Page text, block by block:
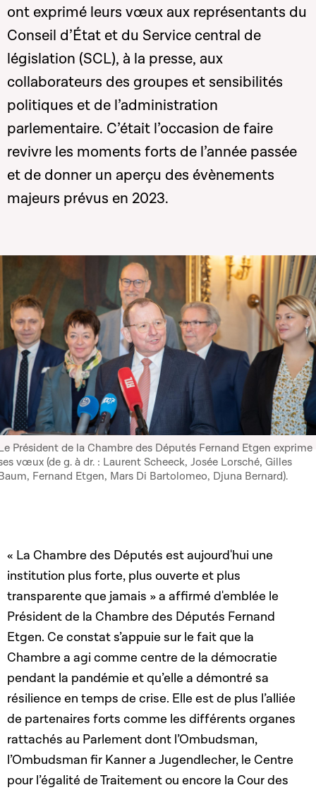
ont exprimé leurs vœux aux représentants du
Conseil d’État et du Service central de
législation (SCL), à la presse, aux
collaborateurs des groupes et sensibilités
politiques et de l’administration
parlementaire. C’était l’occasion de faire
revivre les moments forts de l’année passée
et de donner un aperçu des évènements
majeurs prévus en 2023.
Président de la Chambre des Députés Fernand Etgen exprime
vœux (de g. à dr. : Laurent Scheeck, Josée Lorsché, Gilles
Fernand Etgen, Mars Di Bartolomeo, Djuna Bernard).
« La Chambre des Députés est aujourd'hui une
institution plus forte, plus ouverte et plus
transparente que jamais » a affirmé d'emblée le
Président de la Chambre des Députés Fernand
Etgen. Ce constat s’appuie sur le fait que la
Chambre a agi comme centre de la démocratie
pendant la pandémie et qu’elle a démontré sa
résilience en temps de crise. Elle est de plus l’alliée
de partenaires forts comme les différents organes
rattachés au Parlement dont l’Ombudsman,
l’Ombudsman fir Kanner a Jugendlecher, le Centre
pour l’égalité de Traitement ou encore la Cour des